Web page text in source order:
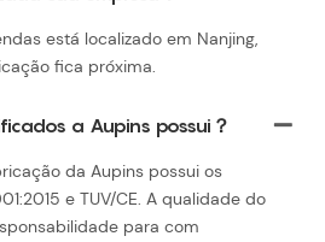
está localizado em Nanjing,
fica próxima.
a Aupins possui？
da Aupins possui os
e TUV/CE. A qualidade do
para com